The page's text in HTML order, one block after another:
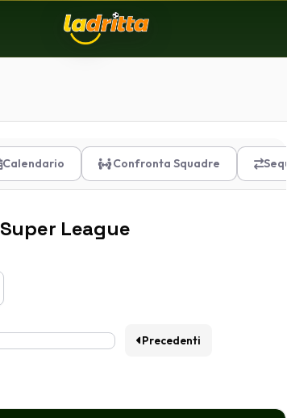
Calendario Confronta Squadre
League
Precedenti